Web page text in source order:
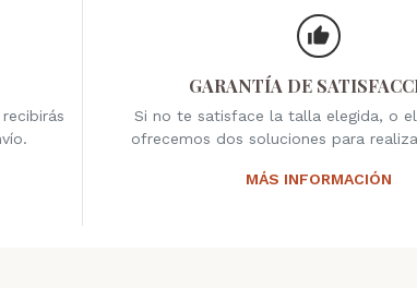
GARANTÍA DE
Si no te satisface la talla elegida, o
ofrecemos dos soluciones para
MÁS INFORMACIÓN